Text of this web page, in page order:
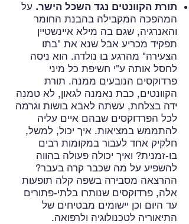
תורת הקוונטים נגד השכל הישר. על
המהפכה המקבילה בהבנת החומר
והאנרגיה, שגם בה מילא איינשטיין
תפקיד מכריע אבל שנא את "בתו
הצעירה" מהרגע בו נולדה. הוא ניסה
לחסל אותה ע"י חשיפת כל מיני
פרדוקסים הנובעים ממנה. תורת
הקוונטים, כבת נאמנה לגאון, לא טמנה
ידה בצלחת, עשתה לאבא בושות וגרמה
לכל הפרדוקסים שבהם איים עליה
להתממש במציאות. איך יכול, למשל,
חלקיק אחד לעבור במקומות רבים
בו-זמנית? ואיך יכולה פעולה בהווה
להשפיע על מה שכבר קרה בעבר?
ההרצאה מסבירה בשפה קלה תופעות
אלה, פרדוקסים שנותרו בלתי-פתורים
עד היום וכן יישומים מבטיחים של
התיאוריה לטכנולוגיה ולרפואה.